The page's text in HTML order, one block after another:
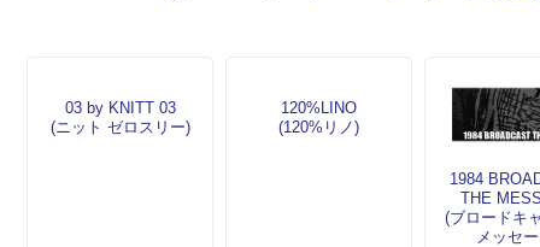
03 by KNITT 03
(ニット ゼロスリー)
120%LINO
(120%リノ)
1984
THE
(ブロードキ
メッセ